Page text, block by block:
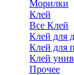
Морилки
Клей
Все Клей
Клей для
Клей для
Клей
Прочее